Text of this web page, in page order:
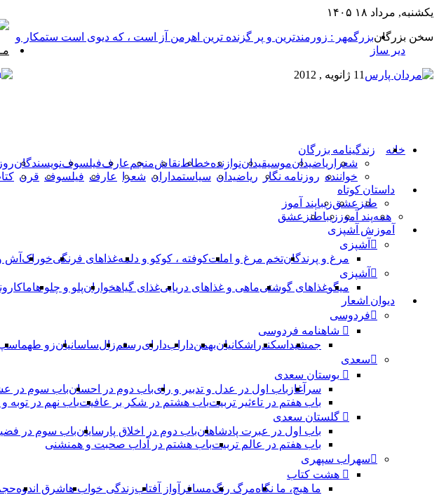
یکشنبه, مرداد ۱۸ ۱۴۰۵
سخن بزرگانبزرگمهر : زورمندترین و پر گزنده ترین اهرمن آز است ، که دیوی است ستمکار و
دیر ساز
خانه زندگینامه بزرگان
شعرا ریاضیدانموسیقیداننوازندهخطاطنقاشمنجم عارففیلسوفنویسندگان
خواننده روزنامه نگار ریاضیدان سیاستمداران شعرا عارف فیلسوف قرن
داستان کوتاه
طنز عشقزیباپند آموز
همهپند آموز زیباطنز عشق
آموزش آشپزی
آشپزی
مرغ و پرندگانتخم مرغ و املتکوفته ، کوکو و دلمهغذاهای فرنگیخوراک آش
آشپزی
میگوغذاهای گوشتیماهی و غذاهای دریاییغذای گیاهخوارانپلو و چلو ها
دیوان اشعار
فردوسی
شاهنامه فردوسی
جمشید اسکندر اشکانیانبهمندارابدارایرستمزالساسانیانزو
سعدی
بوستان سعدی
سرآغاز باب اول در عدل و تدبیر و رایباب دوم در احسانباب سوم در
باب هفتم در تاءثیر تربیتباب هشتم در شکر بر عافیتباب نهم در توبه
گلستان سعدی
باب اول در عبرت پادشاهانباب دوم در اخلاق پارسایانباب سوم در
باب هفتم در عالم تربیتباب هشتم در آداب صحبت و همنشنى
سهراب سپهری
هشت کتاب
ما هیچ، ما نگاهمرگ رنگمسافر آواز آفتابزندگی خواب هاشرق اندوه
11 ژانویه , 2012